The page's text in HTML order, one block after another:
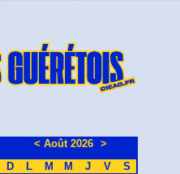
< Août 2026 >
D
L M M J V
S